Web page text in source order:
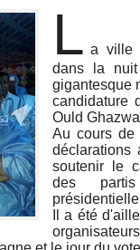
L a ville
dans la
gigantesque
candidature
Ould
Au cours de
déclarations
soutenir le
des
Il a été